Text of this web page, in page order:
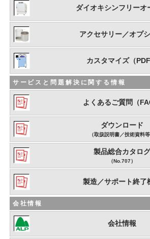
ダイオキシンフリーオ
アクセサリー／オプ
カスタマイズ（PDF
サービスと問題解決に関する情報
よくあるご質問（
ダウンロード
（取扱説明書／技術資料等
製品総合カタログ
（No.707）
製造／サポート終了
会社情報
会社情報